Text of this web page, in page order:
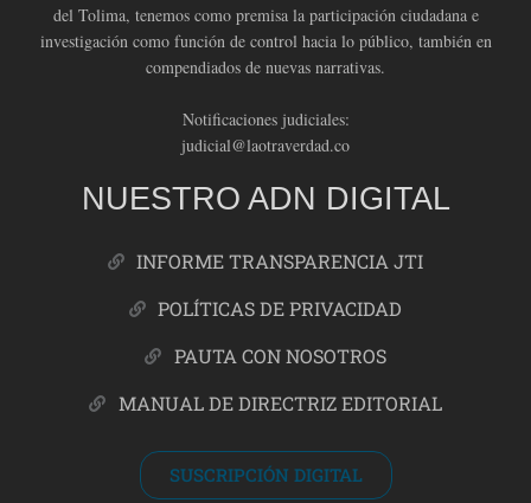
del Tolima, tenemos como premisa la participación ciudadana e
investigación como función de control hacia lo público, también en
compendiados de nuevas narrativas.
Notificaciones judiciales:
judicial@laotraverdad.co
NUESTRO ADN DIGITAL
INFORME TRANSPARENCIA JTI
POLÍTICAS DE PRIVACIDAD
PAUTA CON NOSOTROS
MANUAL DE DIRECTRIZ EDITORIAL
SUSCRIPCIÓN DIGITAL